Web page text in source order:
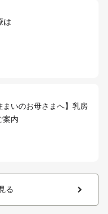
は
まいのお母さまへ】乳房
案内
る